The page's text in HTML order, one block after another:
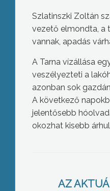
Szlatinszki Zoltán
vezető elmondta, a
vannak, apadás
A Tarna vízállása
veszélyezteti a
azonban sok
A következő
jelentősebb
okozhat kisebb
AZ